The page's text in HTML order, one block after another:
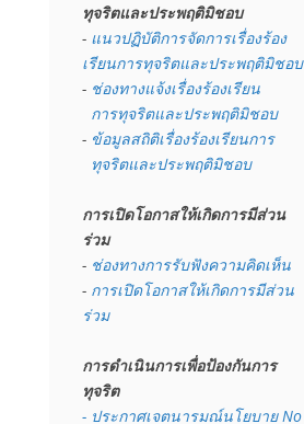
ทุจริตและประพฤติมิชอบ
- แนวปฏิบัติการจัดการเรื่องร้อง
เรียนการทุจริตและประพฤติมิชอบ
- ช่องทางแจ้งเรื่องร้องเรียน
  การทุจริตและประพฤติมิชอบ
- ข้อมูลสถิติเรื่องร้องเรียนการ
  ทุจริตและประพฤติมิชอบ
การเปิดโอกาสให้เกิดการมีส่วน
ร่วม
- ช่องทางการรับฟังความคิดเห็น
- การเปิดโอกาสให้เกิดการมีส่วน
ร่วม
การดำเนินการเพื่อป้องกันการ
ทุจริต
- ประกาศเจตนารมณ์นโยบาย No